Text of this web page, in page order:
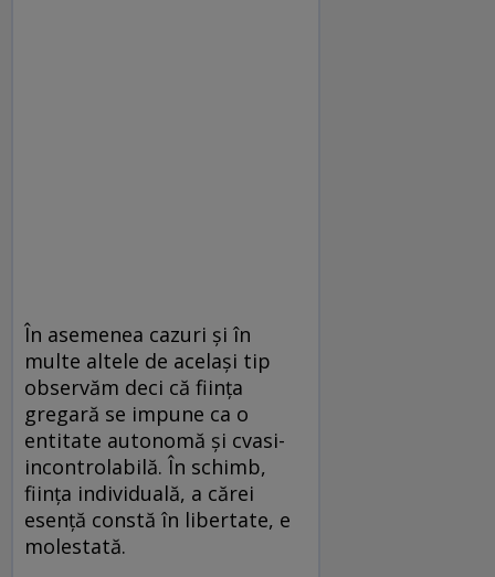
În asemenea cazuri şi în
multe altele de acelaşi tip
observăm deci că fiinţa
gregară se impune ca o
entitate autonomă şi cvasi-
incontrolabilă. În schimb,
fiinţa individuală, a cărei
esenţă constă în libertate, e
molestată.